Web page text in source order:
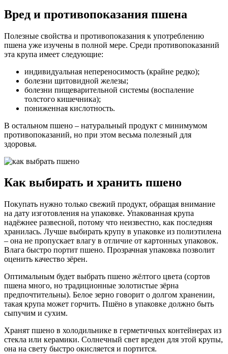
Вред и противопоказания пшена
Полезные свойства и противопоказания к употреблению
пшена уже изучены в полной мере. Среди противопоказаний
эта крупа имеет следующие:
индивидуальная непереносимость (крайне редко);
болезни щитовидной железы;
болезни пищеварительной системы (воспаление
толстого кишечника);
пониженная кислотность.
В остальном пшено – натуральный продукт с минимумом
противопоказаний, но при этом весьма полезный для
здоровья.
Как выбирать и хранить пшено
Покупать нужно только свежий продукт, обращая внимание
на дату изготовления на упаковке. Упакованная крупа
надёжнее развесной, потому что неизвестно, как последняя
хранилась. Лучше выбирать крупу в упаковке из полиэтилена
– она не пропускает влагу в отличие от картонных упаковок.
Влага быстро портит пшено. Прозрачная упаковка позволит
оценить качество зёрен.
Оптимальным будет выбрать пшено жёлтого цвета (сортов
пшена много, но традиционные золотистые зёрна
предпочтительны). Белое зерно говорит о долгом хранении,
такая крупа может горчить. Пшёно в упаковке должно быть
сыпучим и сухим.
Хранят пшено в холодильнике в герметичных контейнерах из
стекла или керамики. Солнечный свет вреден для этой крупы,
она на свету быстро окисляется и портится.